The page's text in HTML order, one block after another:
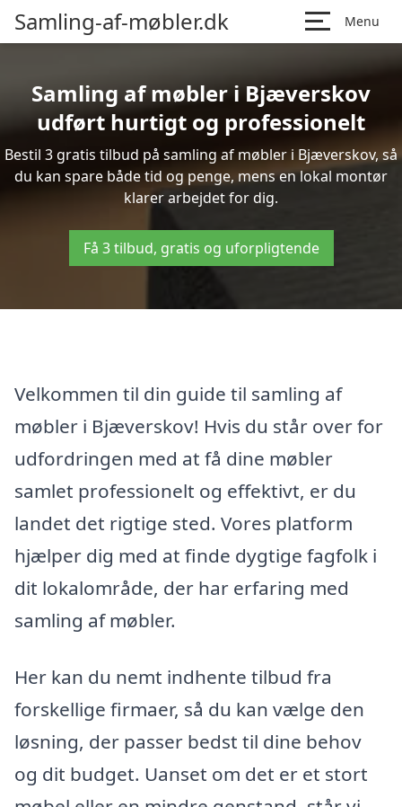
Samling-af-møbler.dk Menu
Samling af møbler i Bjæverskov
udført hurtigt og professionelt
Bestil 3 gratis tilbud på samling af møbler i Bjæverskov, så
du kan spare både tid og penge, mens en lokal montør
klarer arbejdet for dig.
Få 3 tilbud, gratis og uforpligtende
Velkommen til din guide til samling af
møbler i Bjæverskov! Hvis du står over for
udfordringen med at få dine møbler
samlet professionelt og effektivt, er du
landet det rigtige sted. Vores platform
hjælper dig med at finde dygtige fagfolk i
dit lokalområde, der har erfaring med
samling af møbler.
Her kan du nemt indhente tilbud fra
forskellige firmaer, så du kan vælge den
løsning, der passer bedst til dine behov
og dit budget. Uanset om det er et stort